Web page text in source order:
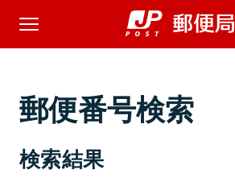
郵便番号検索
検索結果